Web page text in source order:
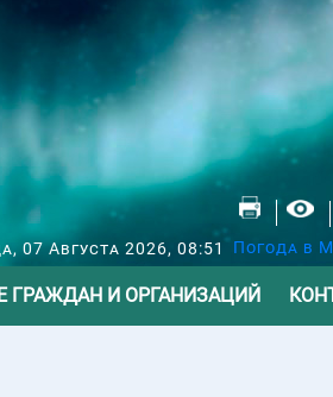
07 Августа 2026, 08:51 Погода в
ГРАЖДАН И ОРГАНИЗАЦИЙ